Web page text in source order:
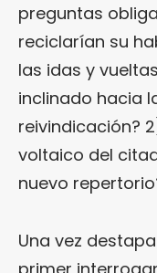
preguntas
reciclarían su
las idas y
inclinado hacia
reivindicación?
voltaico del
nuevo
Una vez